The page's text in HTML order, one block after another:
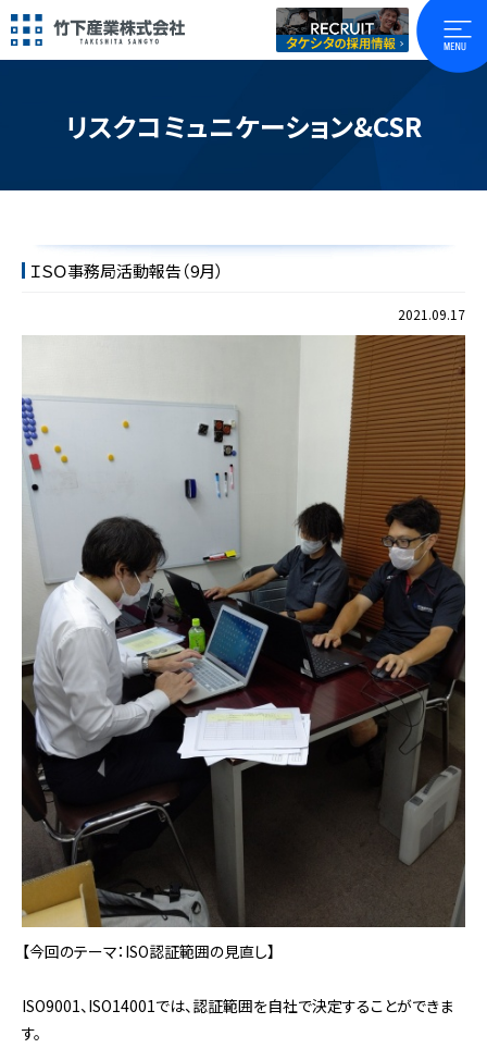
リスクコミュニケーション&CSR
ＩＳＯ事務局活動報告（9月）
2021.09.17
【今回のテーマ：ISO認証範囲の見直し】
ISO9001、ISO14001では、認証範囲を自社で決定することができま
す。